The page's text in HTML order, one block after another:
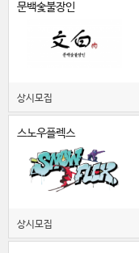
문백숯불장인
상시모집
스노우플렉스
상시모집